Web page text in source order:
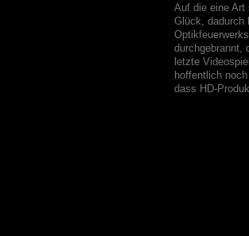
Auf die eine Art
Glück, dadurch
durchgebrannt,
letzte
hoffentlich
dass HD-